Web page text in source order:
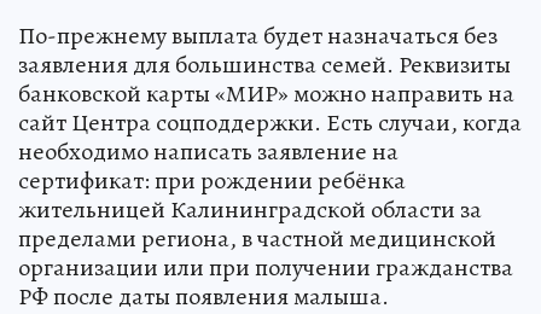
По-прежнему выплата будет назначаться без
заявления для большинства семей. Реквизиты
банковской карты «МИР» можно направить на
сайт Центра соцподдержки. Есть случаи, когда
необходимо написать заявление на
сертификат: при рождении ребёнка
жительницей Калининградской области за
пределами региона, в частной медицинской
организации или при получении гражданства
РФ после даты появления малыша.